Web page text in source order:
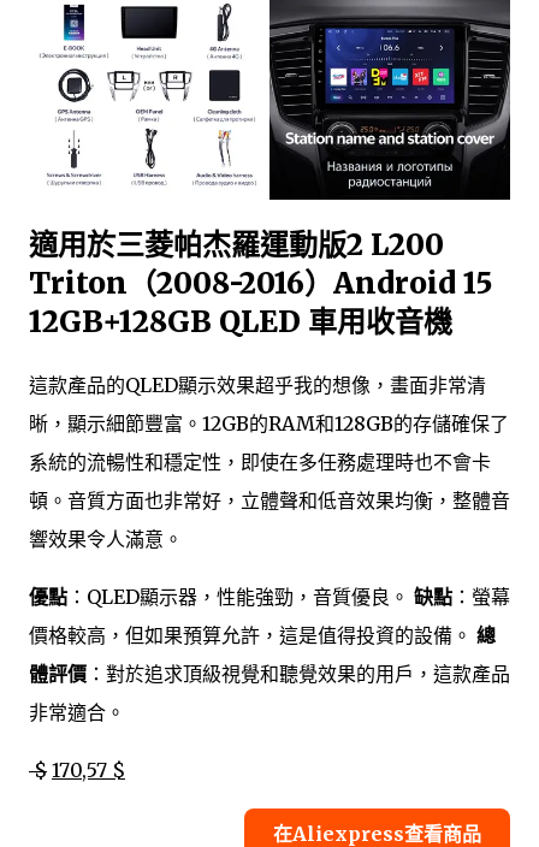
適用於三菱帕杰羅運動版2 L200
Triton（2008-2016）Android 15
12GB+128GB QLED 車用收音機
這款產品的QLED顯示效果超乎我的想像，畫面非常清
晰，顯示細節豐富。12GB的RAM和128GB的存儲確保了
系統的流暢性和穩定性，即使在多任務處理時也不會卡
頓。音質方面也非常好，立體聲和低音效果均衡，整體音
響效果令人滿意。
優點 ：QLED顯示器，性能強勁，音質優良。 缺點 ：螢幕
價格較高，但如果預算允許，這是值得投資的設備。 總
體評價 ：對於追求頂級視覺和聽覺效果的用戶，這款產品
非常適合。
$ 170,57 $
在Aliexpress查看商品